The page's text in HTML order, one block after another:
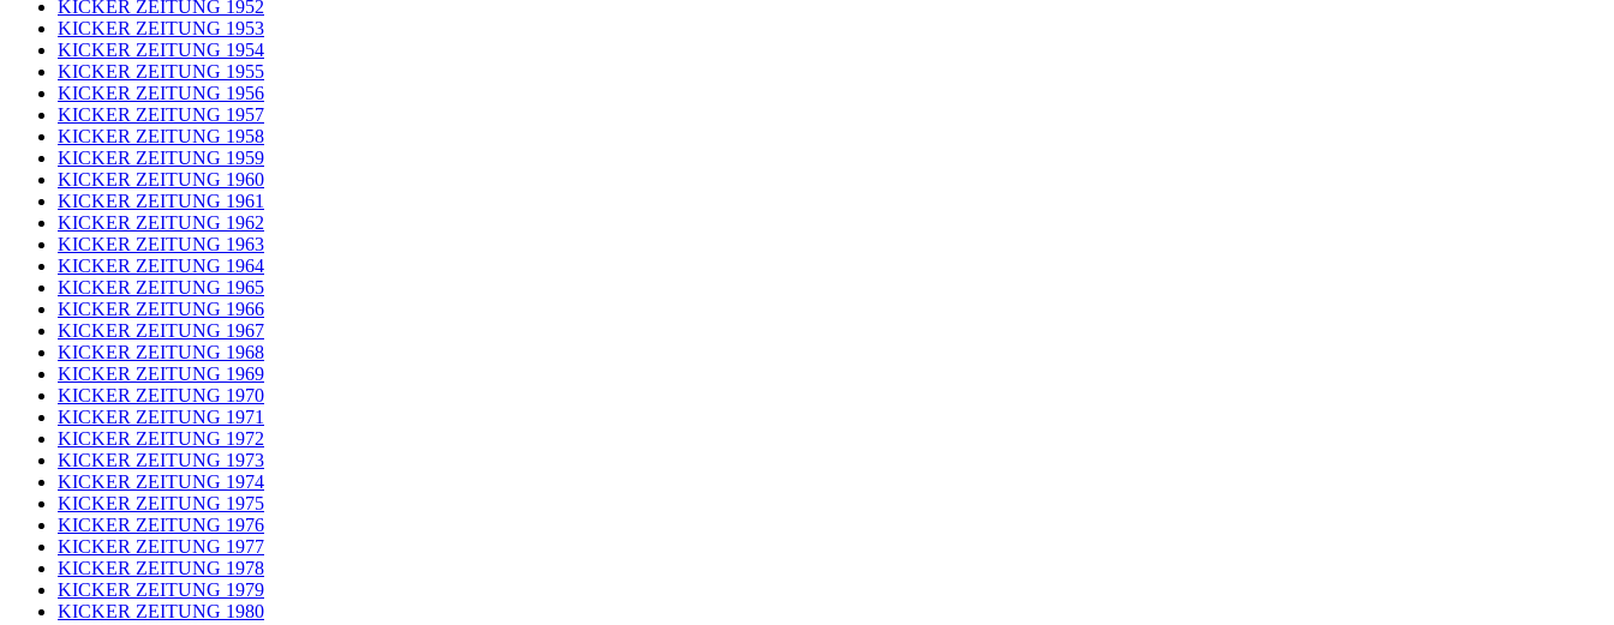
KICKER ZEITUNG 1952
KICKER ZEITUNG 1953
KICKER ZEITUNG 1954
KICKER ZEITUNG 1955
KICKER ZEITUNG 1956
KICKER ZEITUNG 1957
KICKER ZEITUNG 1958
KICKER ZEITUNG 1959
KICKER ZEITUNG 1960
KICKER ZEITUNG 1961
KICKER ZEITUNG 1962
KICKER ZEITUNG 1963
KICKER ZEITUNG 1964
KICKER ZEITUNG 1965
KICKER ZEITUNG 1966
KICKER ZEITUNG 1967
KICKER ZEITUNG 1968
KICKER ZEITUNG 1969
KICKER ZEITUNG 1970
KICKER ZEITUNG 1971
KICKER ZEITUNG 1972
KICKER ZEITUNG 1973
KICKER ZEITUNG 1974
KICKER ZEITUNG 1975
KICKER ZEITUNG 1976
KICKER ZEITUNG 1977
KICKER ZEITUNG 1978
KICKER ZEITUNG 1979
KICKER ZEITUNG 1980